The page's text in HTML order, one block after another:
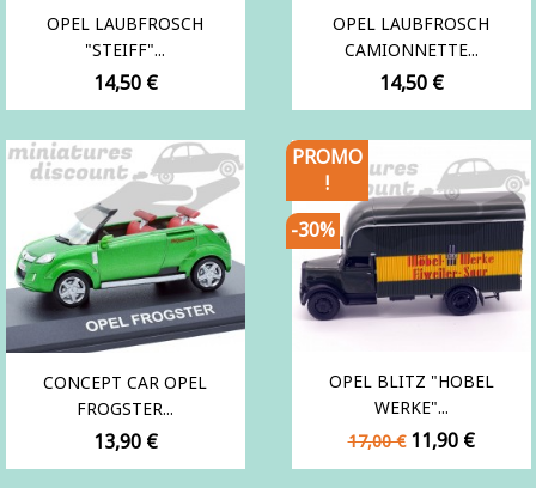
OPEL LAUBFROSCH
"STEIFF"...
Prix
14,50 €
OPEL LAUBFROSCH
CAMIONNETTE...
Prix
14,50 €
CONCEPT CAR OPEL
FROGSTER...
Prix
13,90 €
OPEL BLITZ "HOBEL
WERKE"...
Prix
de
17,00 € Prix
11,90 €
PROMO
!
-30%